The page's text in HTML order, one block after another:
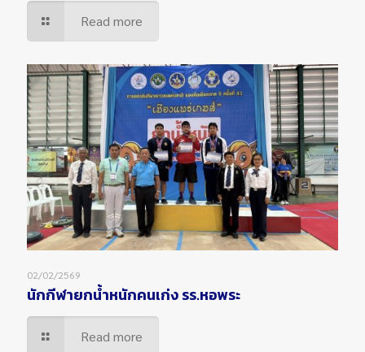
Read more
02/02/2569
นักกีฬายกน้ำหนักคนเก่ง รร.หอพระ
Read more